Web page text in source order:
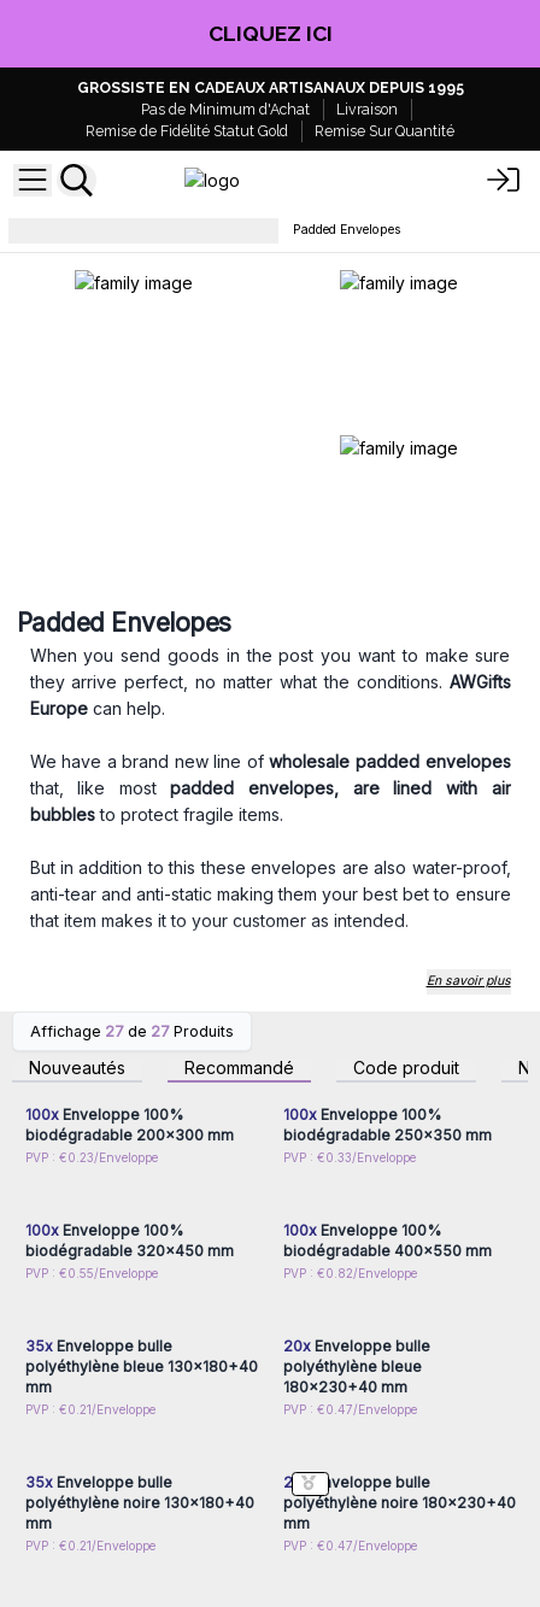
CLIQUEZ ICI
GROSSISTE EN CADEAUX ARTISANAUX DEPUIS 1995
Pas de Minimum d'Achat
Livraison
Remise de Fidélité Statut Gold
Remise Sur Quantité
Padded Envelopes
Padded Envelopes
When you send goods in the post you want to make sure
they arrive perfect, no matter what the conditions. AWGifts
Europe can help.
We have a brand new line ofwholesale padded envelopes
that, like mostpadded envelopes, are lined with air
bubblesto protect fragile items.
But in addition to this these envelopes are also water-proof,
anti-tear and anti-static making them your best bet to ensure
that item makes it to your customer as intended.
En savoir plus
Affichage 27 de 27 Produits
Nouveautés Recommandé Code produit
Connectez-vous ou
inscrivez-vous pour
accéder aux prix de gros
100xEnveloppe 100%
biodégradable 200x300 mm
PVP : €0.23/Enveloppe
inscrivez-vous pour
accéder aux prix de gros
100xEnveloppe 100%
biodégradable 250x350 mm
PVP : €0.33/Enveloppe
Connectez-vous ou
100xEnveloppe 100%
biodégradable 320x450 mm
PVP : €0.55/Enveloppe
Connectez-vous ou
100xEnveloppe 100%
biodégradable 400x550 mm
PVP : €0.82/Enveloppe
Connectez-vous ou
35xEnveloppe bulle
polyéthylène bleue 130x180+40
mm
PVP : €0.21/Enveloppe
Connectez-vous ou
20xEnveloppe bulle
polyéthylène bleue
180x230+40 mm
PVP : €0.47/Enveloppe
Connectez-vous ou
35xEnveloppe bulle
polyéthylène noire 130x180+40
mm
PVP : €0.21/Enveloppe
Connectez-vous ou
20xEnveloppe bulle
polyéthylène noire 180x230+40
mm
PVP : €0.47/Enveloppe
Connectez-vous ou
Connectez-vous ou